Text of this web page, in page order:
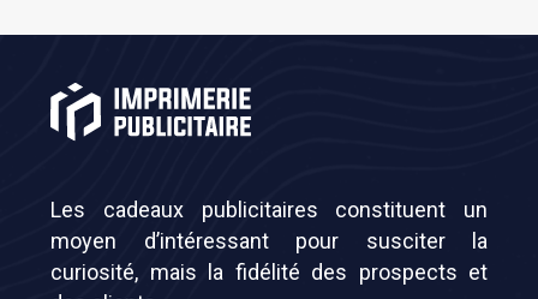
Les cadeaux publicitaires constituent un
moyen d’intéressant pour susciter la
curiosité, mais la fidélité des prospects et